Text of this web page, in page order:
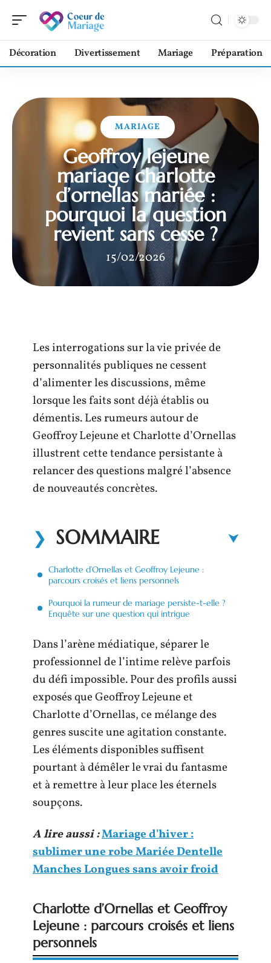
Décoration Divertissement Mariage Préparation
MARIAGE
Geoffroy lejeune
mariage charlotte
d’ornellas mariée :
pourquoi la question
revient sans cesse ?
15/02/2026
Les interrogations sur la vie privée de
personnalités publiques ne cessent
d’alimenter les discussions, même
lorsque les faits sont déjà établis ou
démentis. Les rumeurs autour de
Geoffroy Lejeune et Charlotte d’Ornellas
illustrent cette tendance persistante à
relancer des questions malgré l’absence
de nouveautés concrètes.
SOMMAIRE
Charlotte d’Ornellas et Geoffroy Lejeune :
parcours croisés et liens personnels
Pourquoi la rumeur de mariage persiste-t-elle ?
Enquête sur une question qui intrigue
Dans l’arène médiatique, séparer le
professionnel de l’intime relève parfois
du défi impossible. Pour des profils aussi
exposés que Geoffroy Lejeune et
Charlotte d’Ornellas, ce mélange des
genres suscite une agitation constante.
Les éléments disponibles suffisent
pourtant à démêler le vrai du fantasme
et à remettre à leur place les éternels
soupçons.
A lire aussi :Mariage d'hiver :
sublimer une robe Mariée Dentelle
Manches Longues sans avoir froid
Charlotte d’Ornellas et Geoffroy
Lejeune : parcours croisés et liens
personnels